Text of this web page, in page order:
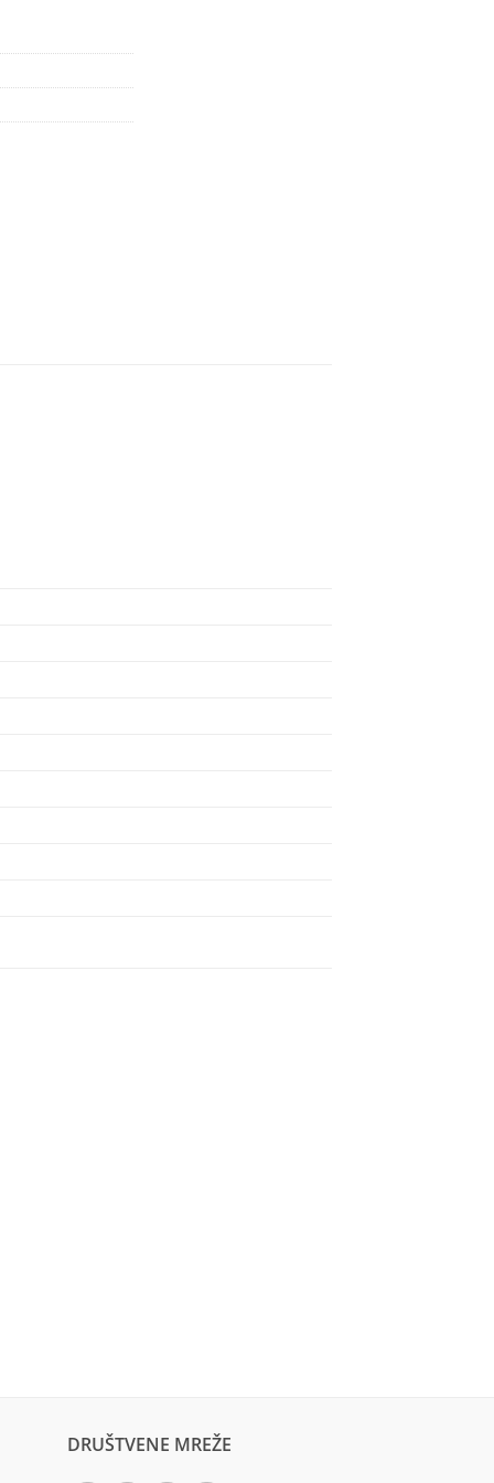
DRUŠTVENE MREŽE